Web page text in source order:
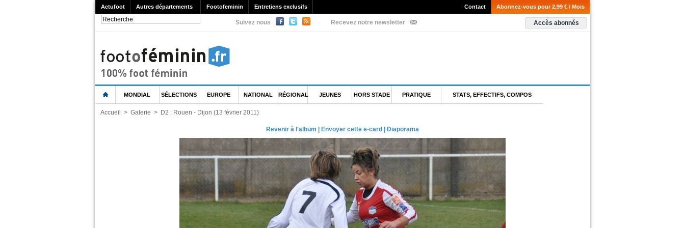
Actufoot Autres départements Footofeminin Entretiens exclusifs Abonnez-vous pour 2,99 € / Mois
Contact
Suivez nous Recevez notre newsletter Accès abonnés
MONDIAL SÉLECTIONS EUROPE NATIONAL RÉGIONAL JEUNES HORS STADE PRATIQUE STATS, EFFECTIFS, COMPOS
Accueil > Galerie > D2 : Rouen - Dijon (13 février 2011)
Revenir à l'album Envoyer cette e-card Diaporama